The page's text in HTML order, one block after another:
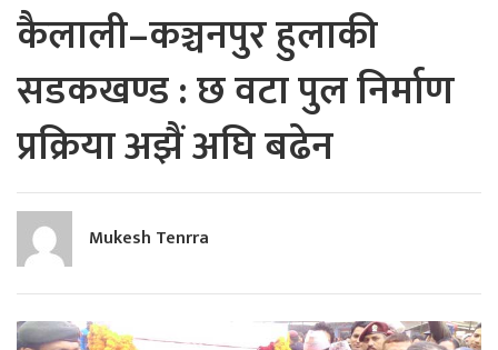
कैलाली–कञ्चनपुर हुलाकी
सडकखण्ड : छ वटा पुल निर्माण
प्रक्रिया अझैं अघि बढेन
Mukesh Tenrra